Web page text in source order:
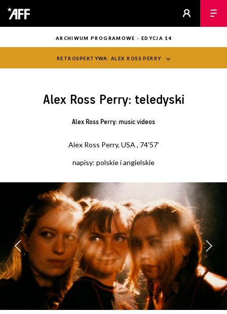
ARCHIWUM PROGRAMOWE - EDYCJA 14
RETROSPEKTYWA: ALEX ROSS PERRY
Alex Ross Perry: teledyski
Alex Ross Perry: music videos
Alex Ross Perry, USA , 74'57’
napisy: polskie i angielskie